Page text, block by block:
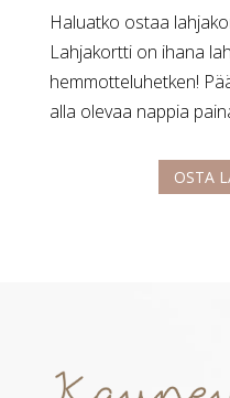
Haluatko ostaa
Lahjakortti on ihana
hemmotteluhetken!
alla olevaa nappia
OSTA